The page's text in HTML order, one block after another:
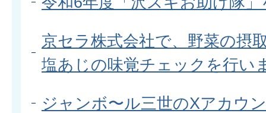
京セラ株式会社で、野菜の摂
塩あじの味覚チェックを行い
ジャンボ〜ル三世のXアカウ